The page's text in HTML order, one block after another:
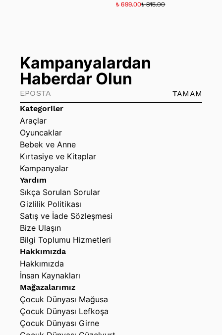
₺ 699.00₺ 815.00
Kategoriler
Araçlar
Oyuncaklar
Bebek ve Anne
Kırtasiye ve Kitaplar
Kampanyalar
Yardım
Sıkça Sorulan Sorular
Gizlilik Politikası
Satış ve İade Sözleşmesi
Bize Ulaşın
Bilgi Toplumu Hizmetleri
Hakkımızda
Hakkımızda
İnsan Kaynakları
Mağazalarımız
Çocuk Dünyası Mağusa
Çocuk Dünyası Lefkoşa
Çocuk Dünyası Girne
Kampanyalardan
Haberdar Olun
TAMAM